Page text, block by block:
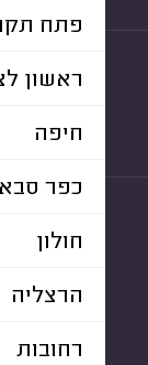
פתח
ראשון
חיפה
כפר
חולון
הרצליה
רחובות